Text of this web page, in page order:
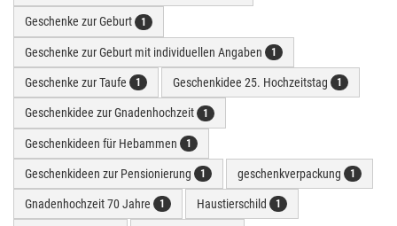
Geschenke zur Geburt 1
Geschenke zur Geburt mit individuellen Angaben 1
Geschenke zur Taufe 1 Geschenkidee 25. Hochzeitstag 1
Geschenkidee zur Gnadenhochzeit 1
Geschenkideen für Hebammen 1
Geschenkideen zur Pensionierung 1 geschenkverpackung 1
Gnadenhochzeit 70 Jahre 1 Haustierschild 1